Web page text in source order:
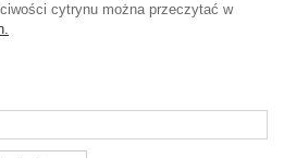
cytrynu można przeczytać w